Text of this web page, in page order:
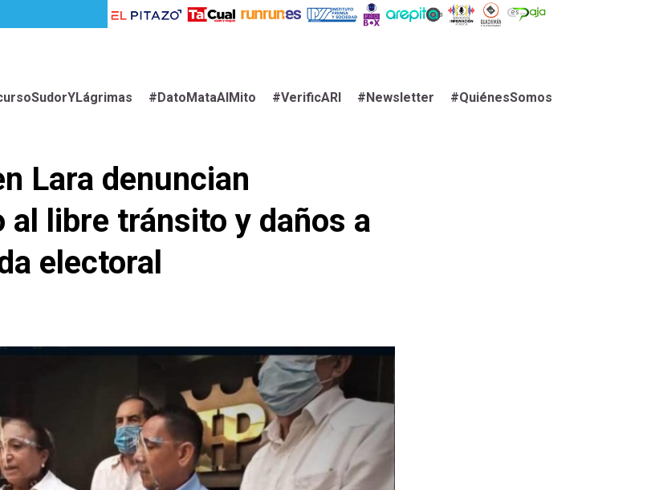
#DatoMataAlMito #VerificARI #Newsletter #QuiénesSomos
Lara denuncian
al libre tránsito y daños a
electoral